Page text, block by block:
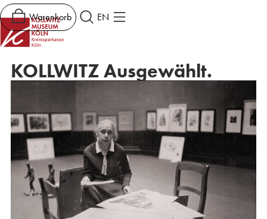
Warenkorb EN
KOLLWITZ Ausgewählt.